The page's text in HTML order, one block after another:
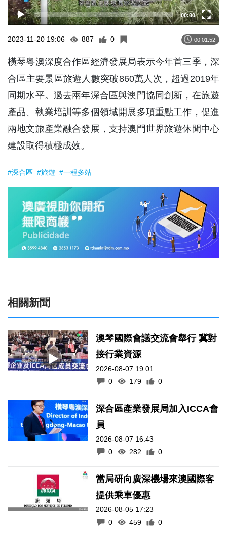
00:00
2023-11-20 19:06 887 0 00:01:52
橫琴粵澳深度合作區經濟發展局表示今年首三季，深
合區主要景區旅遊人數突破860萬人次，超過2019年
同期水平。過去兩年深合區與澳門協同創新，在旅遊
產品、執業培訓等多個領域開展多項重點工作，促進
兩地文旅產業融合發展，支持澳門世界旅遊休閒中心
建設取得積極成效。
#深合區 #旅遊 #一程多站
相關新聞
澳琴國際會議交流會舉行 冀對
接行業資源
2026-08-07 19:01
0
179 0
深合區產業發展局加入ICCA會
員
2026-08-07 16:43
0
282 0
當局研向廣深機場來澳國際客
提供乘車優惠
2026-08-05 17:23
0
459 0